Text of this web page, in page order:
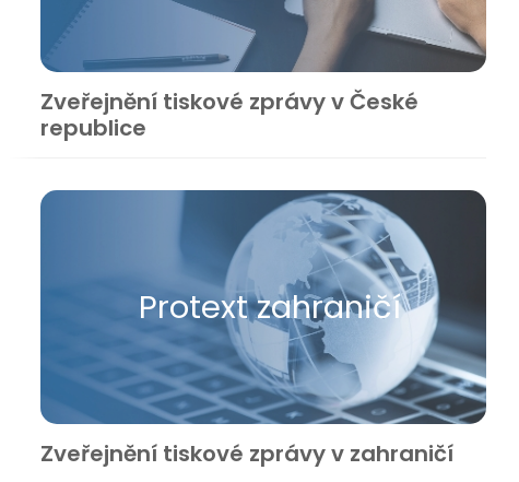
Zveřejnění tiskové zprávy v České
republice
Protext zahraničí
Zveřejnění tiskové zprávy v zahraničí